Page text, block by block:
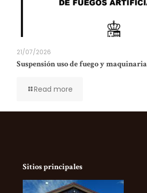
21/07/2026
Suspensión uso de fuego y maquinaria
Read more
Sitios principales